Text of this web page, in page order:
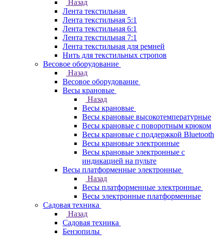
Назад
Лента текстильная
Лента текстильная 5:1
Лента текстильная 6:1
Лента текстильная 7:1
Лента текстильная для ремней
Нить для текстильных стропов
Весовое оборудование
Назад
Весовое оборудование
Весы крановые
Назад
Весы крановые
Весы крановые высокотемпературные
Весы крановые с поворотным крюком
Весы крановые с поддержкой Bluetooth
Весы крановые электронные
Весы крановые электронные с
индикацией на пульте
Весы платформенные электронные
Назад
Весы платформенные электронные
Весы электронные платформенные
Садовая техника
Назад
Садовая техника
Бензопилы